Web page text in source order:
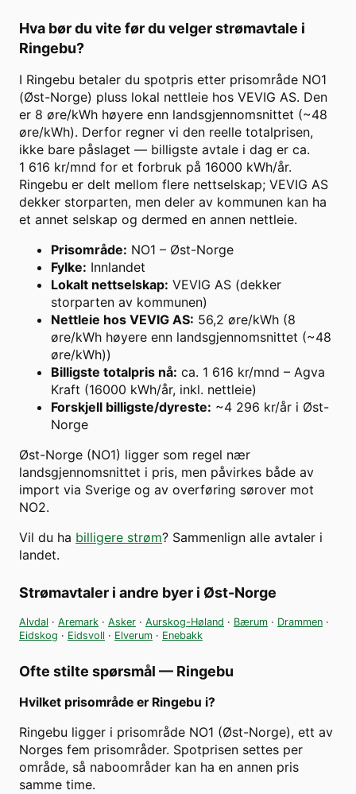
Hva bør du vite før du velger strømavtale i
Ringebu?
I Ringebu betaler du spotpris etter prisområde NO1
(Øst-Norge) pluss lokal nettleie hos VEVIG AS. Den
er 8 øre/kWh høyere enn landsgjennomsnittet (~48
øre/kWh). Derfor regner vi den reelle totalprisen,
ikke bare påslaget — billigste avtale i dag er ca.
1 616 kr/mnd for et forbruk på 16000 kWh/år.
Ringebu er delt mellom flere nettselskap; VEVIG AS
dekker storparten, men deler av kommunen kan ha
et annet selskap og dermed en annen nettleie.
Prisområde: NO1 – Øst-Norge
Fylke: Innlandet
Lokalt nettselskap: VEVIG AS (dekker
storparten av kommunen)
Nettleie hos VEVIG AS: 56,2 øre/kWh (8
øre/kWh høyere enn landsgjennomsnittet (~48
øre/kWh))
Billigste totalpris nå: ca. 1 616 kr/mnd – Agva
Kraft (16000 kWh/år, inkl. nettleie)
Forskjell billigste/dyreste: ~4 296 kr/år i Øst-
Norge
Øst-Norge (NO1) ligger som regel nær
landsgjennomsnittet i pris, men påvirkes både av
import via Sverige og av overføring sørover mot
NO2.
Vil du ha billigere strøm? Sammenlign alle avtaler i
landet.
Strømavtaler i andre byer i Øst-Norge
Alvdal · Aremark · Asker · Aurskog-Høland · Bærum · Drammen ·
Eidskog · Eidsvoll · Elverum · Enebakk
Ofte stilte spørsmål — Ringebu
Hvilket prisområde er Ringebu i?
Ringebu ligger i prisområde NO1 (Øst-Norge), ett av
Norges fem prisområder. Spotprisen settes per
område, så naboområder kan ha en annen pris
samme time.